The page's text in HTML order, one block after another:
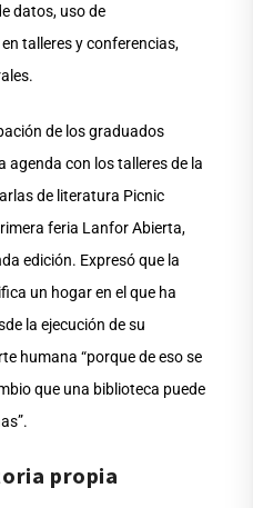
datos, uso de
talleres y conferencias,
de los graduados
agenda con los talleres de la
de literatura Picnic
feria Lanfor Abierta,
edición. Expresó que la
un hogar en el que ha
la ejecución de su
humana “porque de eso se
que una biblioteca puede
propia